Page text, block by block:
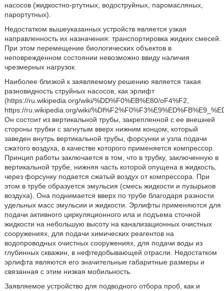
насосов (жидкостно-ртутных, водоструйных, паромасляных,
парортутных).
Недостатком вышеуказанных устройств является узкая
направленность их назначения: транспортировка жидких смесей.
При этом перемещение биологических объектов в
неповрежденном состоянии невозможно ввиду наличия
чрезмерных нагрузок.
Наиболее близкой к заявляемому решению является такая
разновидность струйных насосов, как эрлифт
(https://ru.wikipedia.org/wiki/%DD%F0%EB%E80/oF4%F2,
https://ru.wikipedia.org/wiki/
Он состоит из вертикальной трубы, закрепленной с ее внешней
стороны трубки с загнутым вверх нижним концом, который
заведен внутрь вертикальной трубы, форсунки и узла подачи
сжатого воздуха, в качестве которого применяется компрессор.
Принцип работы заключается в том, что в трубку, заключенную в
вертикальной трубе, нижняя часть которой опущена в жидкость,
через форсунку подается сжатый воздух от компрессора. При
этом в трубе образуется эмульсия (смесь жидкости и пузырьков
воздуха). Она поднимается вверх по трубе благодаря разности
удельных масс эмульсии и жидкости. Эрлифты применяются для
подачи активного циркуляционного ила и подъема сточной
жидкости на небольшую высоту на канализационных очистных
сооружениях, для подачи химических реагентов на
водопроводных очистных сооружениях, для подачи воды из
глубинных скважин, в нефтедобывающей отрасли. Недостатком
эрлифта являются его значительные габаритные размеры и
связанная с этим низкая мобильность.
Заявляемое устройство для подводного отбора проб, как и